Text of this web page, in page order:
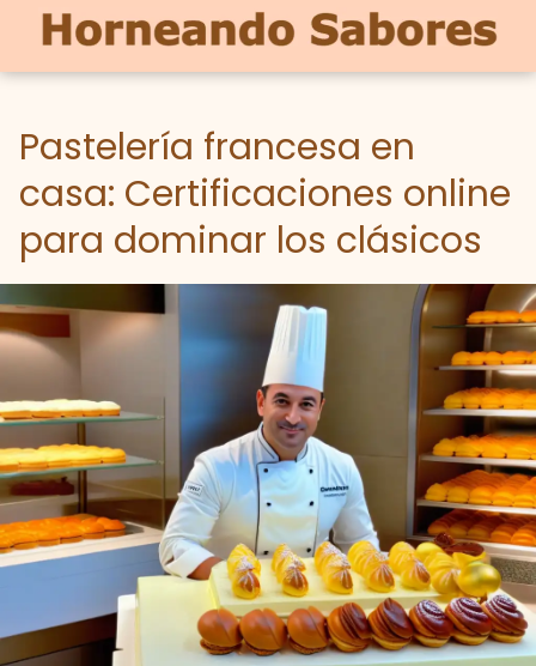
Pastelería francesa en
casa: Certificaciones online
para dominar los clásicos